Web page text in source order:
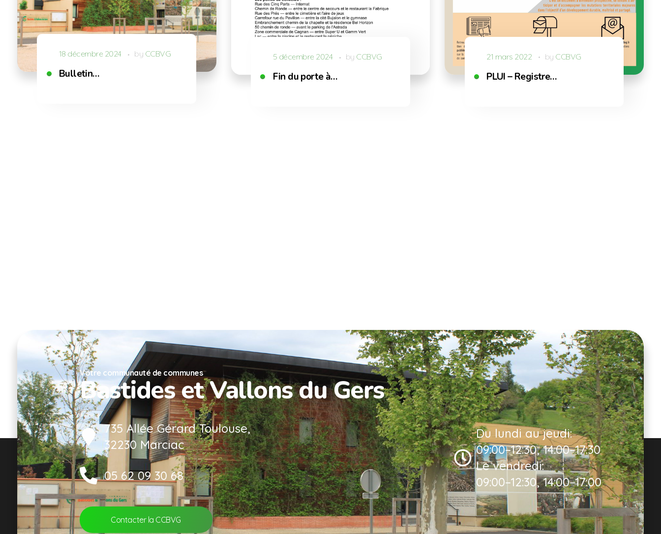
18 décembre 2024 by CCBVG
Bulletin…
5 décembre 2024 by CCBVG
Fin du porte à…
21 mars 2022 by CCBVG
PLUI – Registre…
Votre communauté de communes
Bastides et Vallons du Gers
735 Allée Gérard Toulouse,
32230 Marciac
05 62 09 30 68
Du lundi au jeudi:
09:00–12:30, 14:00–17:30
Le vendredi:
09:00–12:30, 14:00–17:00
Contacter la CCBVG